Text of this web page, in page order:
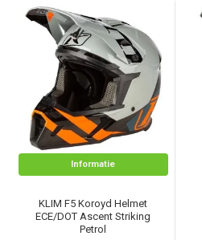
Informatie
KLIM F5 Koroyd Helmet
ECE/DOT Ascent Striking
Petrol